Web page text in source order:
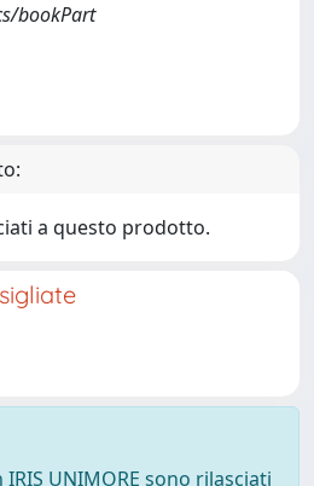
bookPart
a questo prodotto.
UNIMORE sono rilasciati